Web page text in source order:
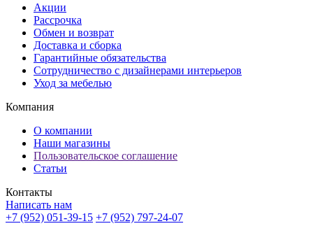
Акции
Рассрочка
Обмен и возврат
Доставка и сборка
Гарантийные обязательства
Сотрудничество с дизайнерами интерьеров
Уход за мебелью
Компания
О компании
Наши магазины
Пользовательское соглашение
Статьи
Контакты
Написать нам
+7 (952) 051-39-15 +7 (952) 797-24-07